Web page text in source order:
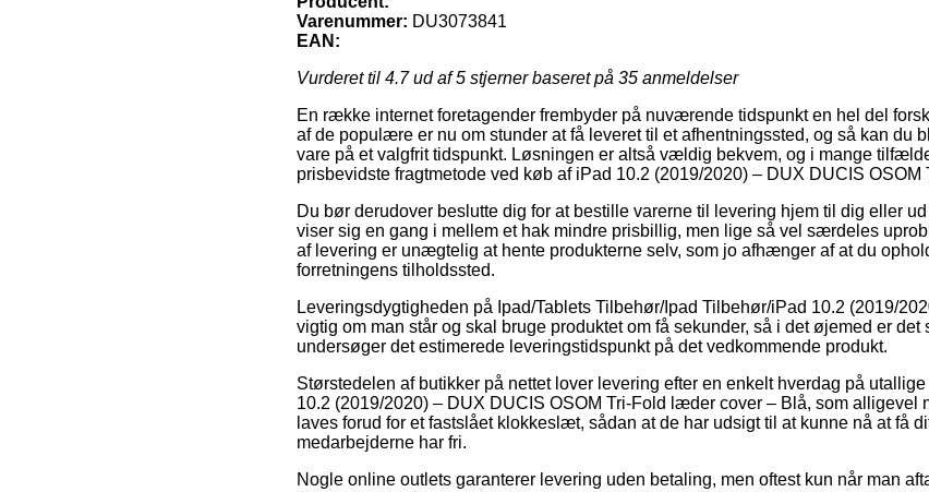
Varenummer: DU3073841
EAN:
Vurderet til 4.7ud af 5 stjerner baseret på 35 anmeldelser
En række internet foretagender frembyder på nuværende tidspunkt en hel del
af de populære er nu om stunder at få leveret til et afhentningssted, og så kan du
vare på et valgfrit tidspunkt. Løsningen er altså vældig bekvem, og i mange
prisbevidste fragtmetode ved køb af iPad 10.2 (2019/2020) – DUX DUCIS
Du bør derudover beslutte dig for at bestille varerne til levering hjem til dig eller
viser sig en gang i mellem et hak mindre prisbillig, men lige så vel særdeles
af levering er unægtelig at hente produkterne selv, som jo afhænger af at du
forretningens tilholdssted.
Leveringsdygtigheden på Ipad/Tablets Tilbehør/Ipad Tilbehør/iPad 10.2 (2019/
vigtig om man står og skal bruge produktet om få sekunder, så i det øjemed er
undersøger det estimerede leveringstidspunkt på det vedkommende produkt.
Størstedelen af butikker på nettet lover levering efter en enkelt hverdag på
10.2 (2019/2020) – DUX DUCIS OSOM Tri-Fold læder cover – Blå, som alligevel
laves forud for et fastslået klokkeslæt, sådan at de har udsigt til at kunne nå at få
medarbejderne har fri.
Nogle online outlets garanterer levering uden betaling, men oftest kun når man